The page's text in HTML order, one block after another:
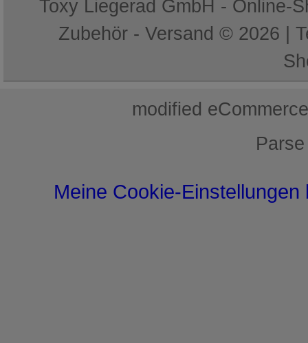
Toxy Liegerad GmbH - Online-
Zubehör - Versand © 2026 |
mod ified
Meine Cookie-